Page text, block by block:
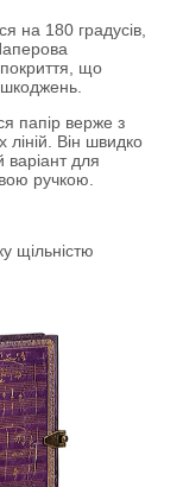
на 180 градусів,
що
папір верже з
Він швидко
варіант для
ручкою.
щільністю